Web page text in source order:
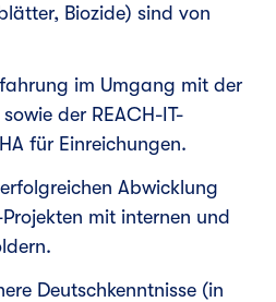
Biozide) sind von
im Umgang mit der
der REACH-IT-
für Einreichungen.
Abwicklung
mit internen und
Deutschkenntnisse (in